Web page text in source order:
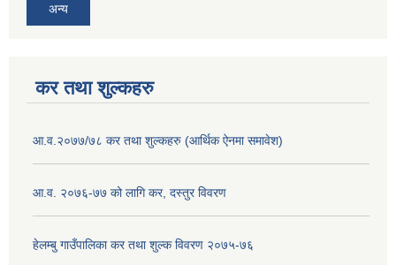
अन्य
कर तथा शुल्कहरु
आ.व.२०७७/७८ कर तथा शुल्कहरु (आर्थिक ऐनमा समावेश)
आ.व. २०७६-७७ को लागि कर, दस्तुर विवरण
हेलम्बु गाउँपालिका कर तथा शुल्क विवरण २०७५-७६